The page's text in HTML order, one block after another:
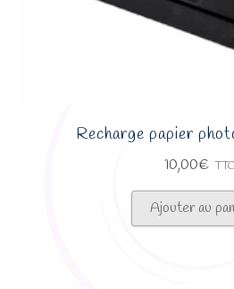
Recharge papier
10,00€ TTC
Ajouter au